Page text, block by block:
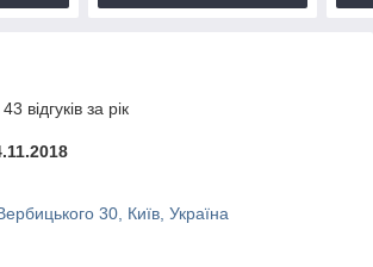
відгуків за рік
30, Київ, Україна